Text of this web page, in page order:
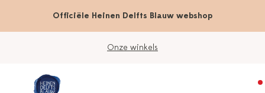
Officiële Heinen Delfts Blauw webshop
Onze winkels